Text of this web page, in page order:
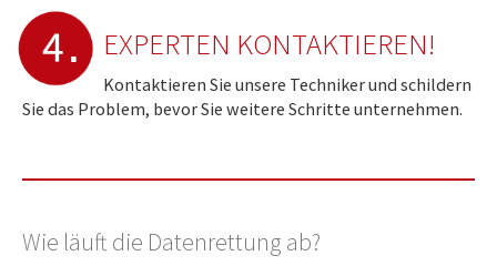
EXPERTEN KONTAKTIEREN!
Kontaktieren Sie unsere Techniker und schildern
Sie das Problem, bevor Sie weitere Schritte unternehmen.
Wie läuft die Datenrettung ab?